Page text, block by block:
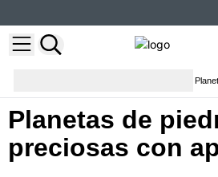
Planetas de
preciosas con